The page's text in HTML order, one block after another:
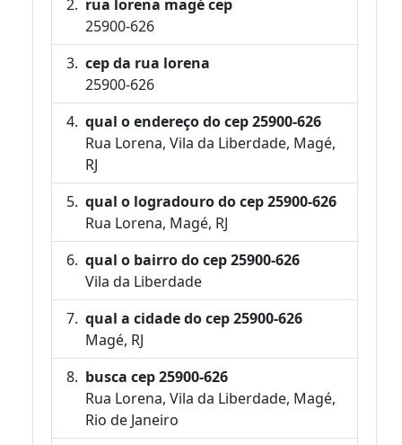
rua lorena magé cep
25900-626
cep da rua lorena
25900-626
qual o endereço do cep 25900-626
Rua Lorena, Vila da Liberdade, Magé,
RJ
qual o logradouro do cep 25900-626
Rua Lorena, Magé, RJ
qual o bairro do cep 25900-626
Vila da Liberdade
qual a cidade do cep 25900-626
Magé, RJ
busca cep 25900-626
Rua Lorena, Vila da Liberdade, Magé,
Rio de Janeiro